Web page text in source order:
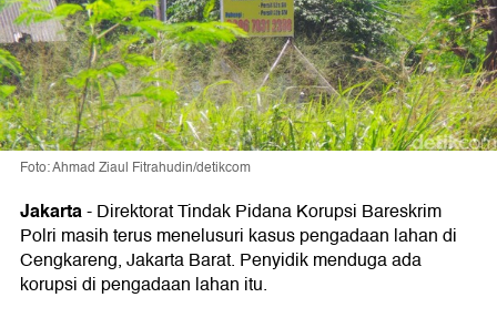
Foto: Ahmad Ziaul Fitrahudin/detikcom
Jakarta-Direktorat Tindak Pidana Korupsi Bareskrim
Polri masih terus menelusuri kasus pengadaan lahan di
Cengkareng, Jakarta Barat. Penyidik menduga ada
korupsi di pengadaan lahan itu.